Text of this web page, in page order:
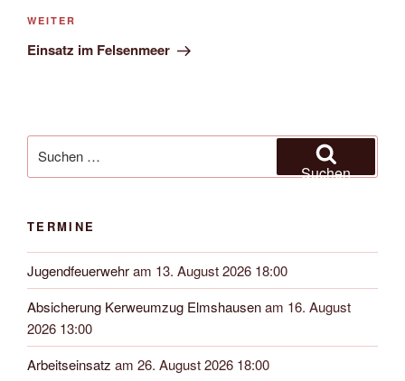
Nächster
Beitrag
WEITER
Einsatz im Felsenmeer
nach:
Suchen
TERMINE
Jugendfeuerwehram 13. August 2026 18:00
Absicherung Kerweumzug Elmshausenam 16. August
2026 13:00
Arbeitseinsatz am 26. August 2026 18:00